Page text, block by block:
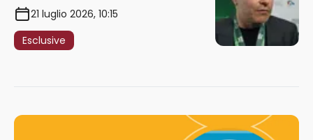
“Summerville ragazzo
speciale, in Italia con Gasp
può esplodere
21 luglio 2026, 10:15
Esclusive